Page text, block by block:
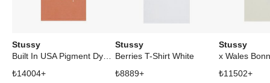
Stussy
₺14004+
Stussy
Berries T-Shirt White
₺8889+
Stussy
₺11502+